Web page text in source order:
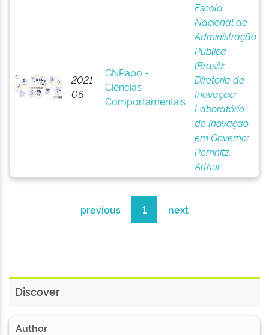
2021-
06
GNPapo -
Ciências
Comportamentais
Escola
Nacional de
Administração
Pública
(Brasil);
Diretoria de
Inovação;
Laboratório
de Inovação
em Governo;
Pomnitz,
Arthur
previous 1 next
Discover
Author